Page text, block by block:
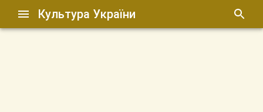
Культура України